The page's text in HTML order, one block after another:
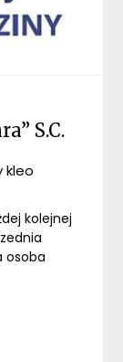
S.C.
kleo
kolejnej
osoba